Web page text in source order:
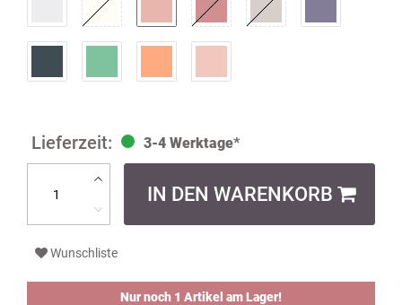
3-4 Werktage*
IN DEN WARENKORB
Wunschliste
Nur noch 1 Artikel am Lager!